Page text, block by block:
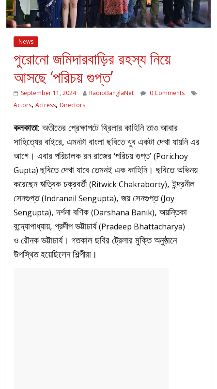
News
পুরোনো জমিদারবাড়ির রহস্য নিয়ে
আসছে ‘পরিচয় গুপ্ত’
September 11, 2024 RadioBanglaNet
0 Comments
Actors,Actress, Directors
কলকাতা: অতীতের প্রেক্ষাপটে থ্রিলার কাহিনি তাও আবার
সাহিত্যের বাইরে, এমনটা বাংলা ছবিতে খুব একটা দেখা যায়নি এর
আগে। এবার পরিচালক রন রাজের ‘পরিচয় গুপ্ত’(Porichoy
Gupta)ছবিতে দেখা যাবে তেমনই এক কাহিনি। ছবিতে অভিনয়
করেছেন ঋত্বিক চক্রবর্তী(Ritwick Chakraborty), ইন্দ্রনীল
সেনগুপ্ত(Indraneil Sengupta), জয় সেনগুপ্ত(Joy
Sengupta), দর্শনা বণিক(Darshana Banik), অয়ন্তিকা
বন্দ্যোপাধ্যায়, প্রদীপ ভট্টাচার্য(Pradeep Bhattacharya)
ও রৌনক ভট্টাচার্য। গতকাল ছবির ট্রেলার মুক্তি অনুষ্ঠানে
উপস্থিত হয়েছিলেন শিল্পীরা।